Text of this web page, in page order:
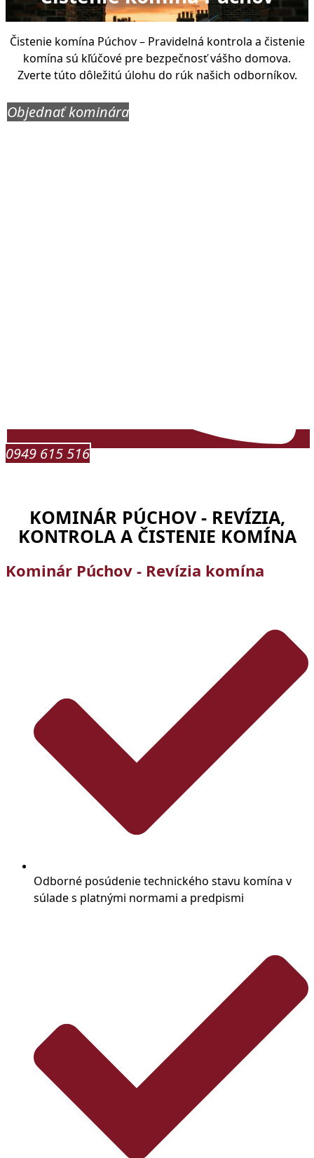
Čistenie komína Púchov – Pravidelná kontrola a čistenie
komína sú kľúčové pre bezpečnosť vášho domova.
Zverte túto dôležitú úlohu do rúk našich odborníkov.
Objednať kominára
0949 615 516
KOMINÁR PÚCHOV - REVÍZIA,
KONTROLA A ČISTENIE KOMÍNA
Kominár Púchov - Revízia komína
Odborné posúdenie technického stavu komína v
súlade s platnými normami a predpismi